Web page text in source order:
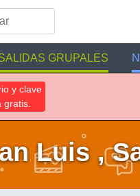
GRUPALES
y clave
Luis ,